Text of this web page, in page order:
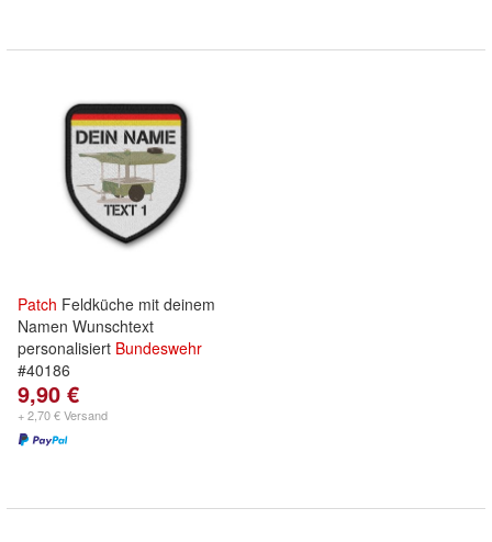
Patch Feldküche mit deinem
Namen Wunschtext
personalisiert Bundeswehr
#40186
9,90 €
+ 2,70 € Versand